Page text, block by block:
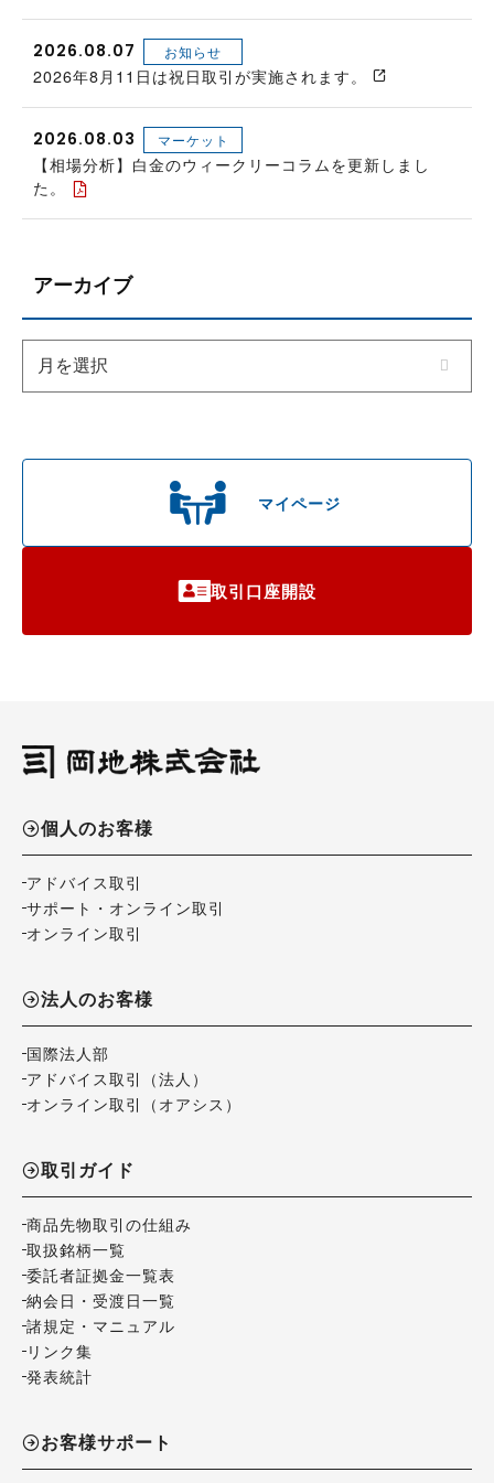
マイページ
取引口座開設
2026.08.07 お知らせ
2026年8月11日は祝日取引が実施されます。
2026.08.03 マーケット
【相場分析】白金のウィークリーコラムを更新しまし
た。
アーカイブ
個人のお客様
アドバイス取引
サポート・オンライン取引
オンライン取引
法人のお客様
国際法人部
アドバイス取引（法人）
オンライン取引（オアシス）
取引ガイド
商品先物取引の仕組み
取扱銘柄一覧
委託者証拠金一覧表
納会日・受渡日一覧
諸規定・マニュアル
リンク集
発表統計
お客様サポート